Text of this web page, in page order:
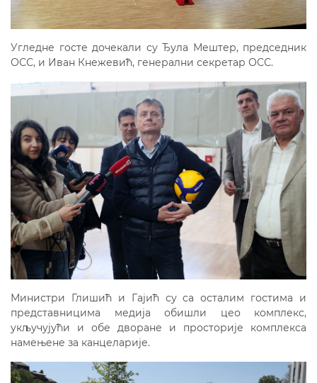
Угледне госте дочекали су Ђула Мештер, председник
ОСС, и Иван Кнежевић, генерални секретар ОСС.
Министри Глишић и Гајић су са осталим гостима и
представницима медија обишли цео комплекс,
укључујући и обе дворане и просторије комплекса
намењене за канцеларије.